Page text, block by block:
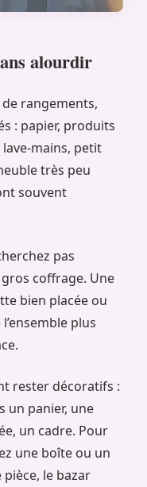
alourdir
rangements,
: papier, produits
mains, petit
très peu
souvent
pas
coffrage. Une
bien placée ou
plus
rester décoratifs :
un panier, une
un cadre. Pour
une boîte ou un
le bazar